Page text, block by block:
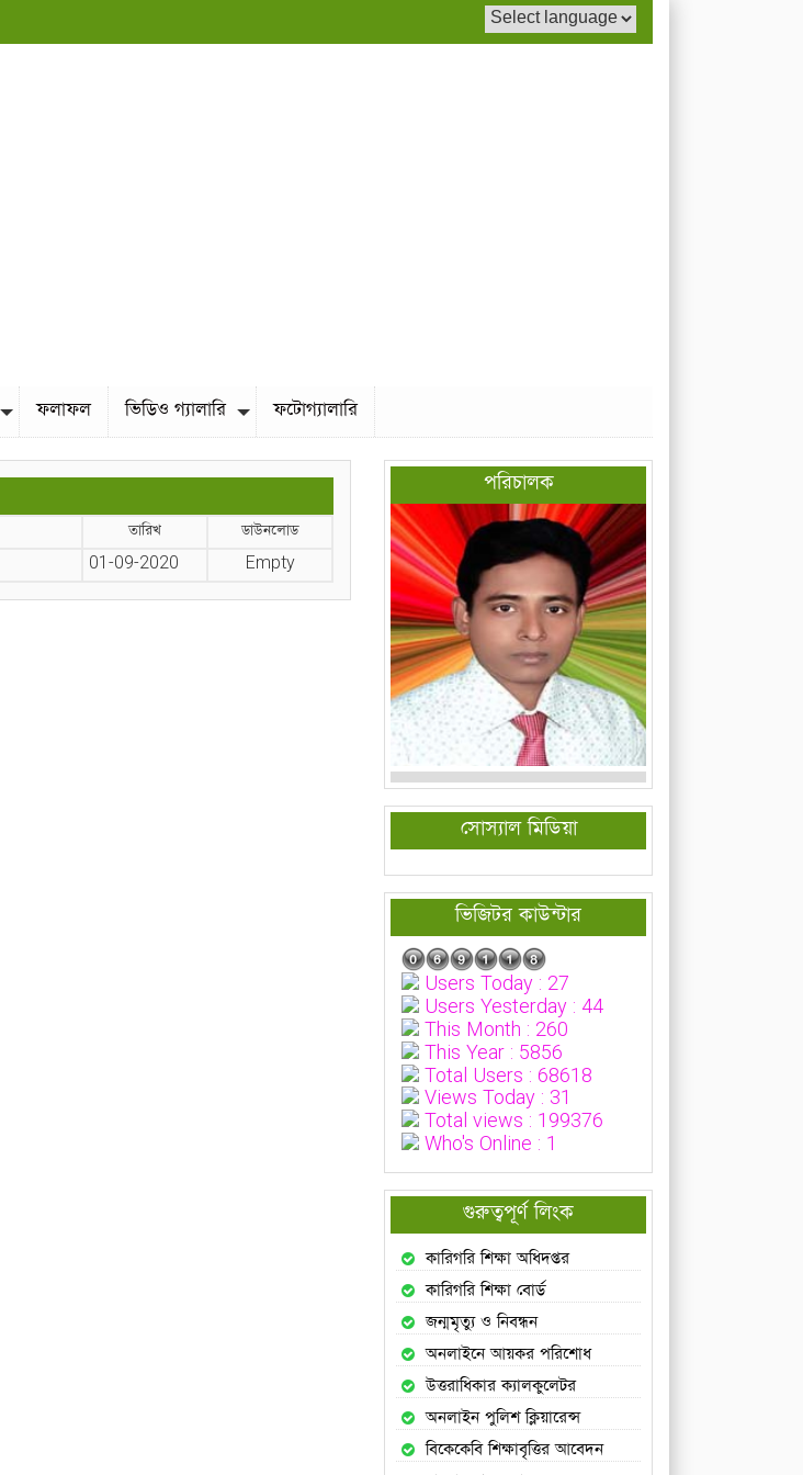
ফলাফল ভিডিও গ্যালারি ফটোগ্যালারি
তারিখ
ডাউনলোড
01-09-2020 Empty
পরিচালক
সোস্যাল মিডিয়া
ভিজিটর কাউন্টার
Users Today : 27
Users Yesterday : 44
This Month : 260
This Year : 5856
Total Users : 68618
Views Today : 31
Total views : 199376
Who's Online : 1
গুরুত্বপূর্ণ লিংক
কারিগরি শিক্ষা অধিদপ্তর
কারিগরি শিক্ষা বোর্ড
জন্মমৃত্যু ও নিবন্ধন
অনলাইনে আয়কর পরিশোধ
উত্তরাধিকার ক্যালকুলেটর
অনলাইন পুলিশ ক্লিয়ারেন্স
বিকেকেবি শিক্ষাবৃত্তির আবেদন